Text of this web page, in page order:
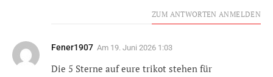
ZUM ANTWORTEN ANMELDEN
Fener1907 Am 19. Juni 2026 1:03
Die 5 Sterne auf eure trikot stehen für